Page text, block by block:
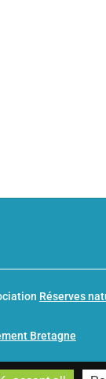
Réserves
Bretagne